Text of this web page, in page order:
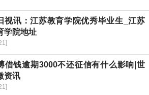
视讯：江苏教育学院优秀毕业生_江苏
学院地址
借钱逾期3000不还征信有什么影响|世
资讯